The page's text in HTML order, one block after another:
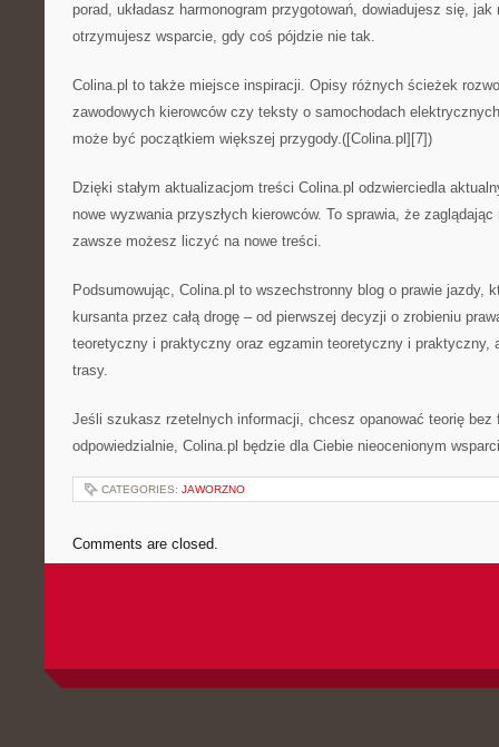
porad, układasz harmonogram przygotowań, dowiadujesz się,
otrzymujesz wsparcie, gdy coś pójdzie nie tak.
Colina.pl to także miejsce inspiracji. Opisy różnych ścieżek
zawodowych kierowców czy teksty o samochodach
może być początkiem większej przygody.([Colina.pl][7])
Dzięki stałym aktualizacjom treści Colina.pl odzwierciedla
nowe wyzwania przyszłych kierowców. To sprawia, że
zawsze możesz liczyć na nowe treści.
Podsumowując, Colina.pl to wszechstronny blog o prawie jazdy,
kursanta przez całą drogę – od pierwszej decyzji o zrobieniu
teoretyczny i praktyczny oraz egzamin teoretyczny i praktyczny,
trasy.
Jeśli szukasz rzetelnych informacji, chcesz opanować teorię bez
odpowiedzialnie, Colina.pl będzie dla Ciebie nieocenionym
CATEGORIES: JAWORZNO
Comments are closed.